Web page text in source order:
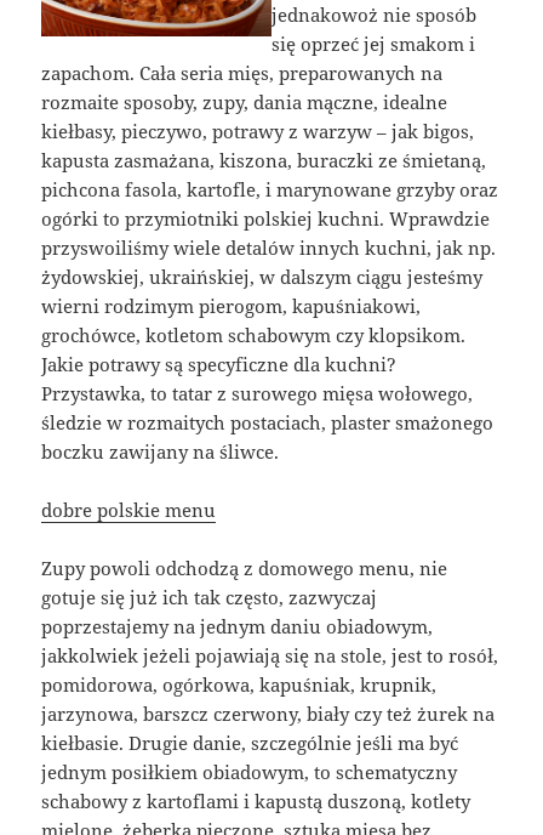
jednakowoż nie sposób
się oprzeć jej smakom i
zapachom. Cała seria mięs, preparowanych na
rozmaite sposoby, zupy, dania mączne, idealne
kiełbasy, pieczywo, potrawy z warzyw – jak bigos,
kapusta zasmażana, kiszona, buraczki ze śmietaną,
pichcona fasola, kartofle, i marynowane grzyby oraz
ogórki to przymiotniki polskiej kuchni. Wprawdzie
przyswoiliśmy wiele detalów innych kuchni, jak np.
żydowskiej, ukraińskiej, w dalszym ciągu jesteśmy
wierni rodzimym pierogom, kapuśniakowi,
grochówce, kotletom schabowym czy klopsikom.
Jakie potrawy są specyficzne dla kuchni?
Przystawka, to tatar z surowego mięsa wołowego,
śledzie w rozmaitych postaciach, plaster smażonego
boczku zawijany na śliwce.
dobre polskie menu
Zupy powoli odchodzą z domowego menu, nie
gotuje się już ich tak często, zazwyczaj
poprzestajemy na jednym daniu obiadowym,
jakkolwiek jeżeli pojawiają się na stole, jest to rosół,
pomidorowa, ogórkowa, kapuśniak, krupnik,
jarzynowa, barszcz czerwony, biały czy też żurek na
kiełbasie. Drugie danie, szczególnie jeśli ma być
jednym posiłkiem obiadowym, to schematyczny
schabowy z kartoflami i kapustą duszoną, kotlety
mielone, żeberka pieczone, sztuka mięsa bez